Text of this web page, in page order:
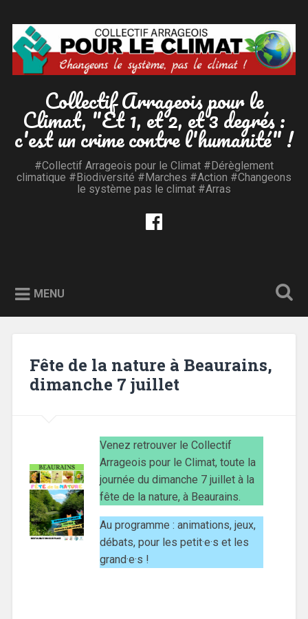
contenu
principal
Recherche
Collectif Arrageois pour le
Climat, "Et 1, et 2, et 3 degrés :
c'est un crime contre l'humanité" !
#Collectif Arrageois pour le Climat #Dérèglement
climatique #Biodiversité #Marches #Action #Changeons
le système pas le climat #Arras
MENU
Fête de la nature à Beaurains,
dimanche 7 juillet
Venez retrouver le Collectif
Arrageois pour le Climat, toute la
journée du dimanche 7 juillet à la
fête de la nature, à Beaurains.
Au programme : animations, jeux,
débats, pour les petit·e·s et les
grand·e·s !